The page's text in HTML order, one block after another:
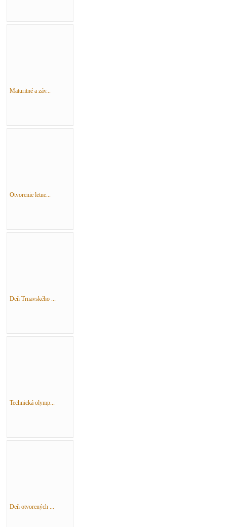
Maturitné a záv...
Otvorenie letne...
Deň Trnavského ...
Technická olymp...
Deň otvorených ...